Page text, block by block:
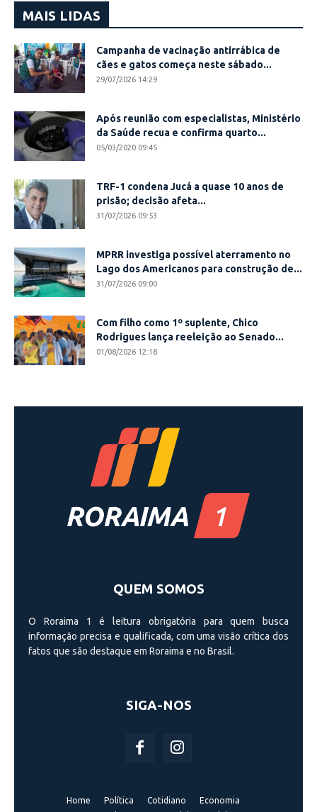
MAIS LIDAS
Campanha de vacinação antirrábica de
cães e gatos começa neste sábado...
29/07/2026 14:29
Após reunião com especialistas, Ministério
da Saúde recua e confirma quarto...
05/03/2020 09:45
TRF-1 condena Jucá a quase 10 anos de
prisão; decisão afeta...
31/07/2026 09:53
MPRR investiga possível aterramento no
Lago dos Americanos para construção de...
31/07/2026 09:00
Com filho como 1º suplente, Chico
Rodrigues lança reeleição ao Senado...
01/08/2026 12:18
QUEM SOMOS
O Roraima 1 é leitura obrigatória para quem busca
informação precisa e qualificada, com uma visão crí­tica dos
fatos que são destaque em Roraima e no Brasil.
SIGA-NOS
Home Política Cotidiano
Economia